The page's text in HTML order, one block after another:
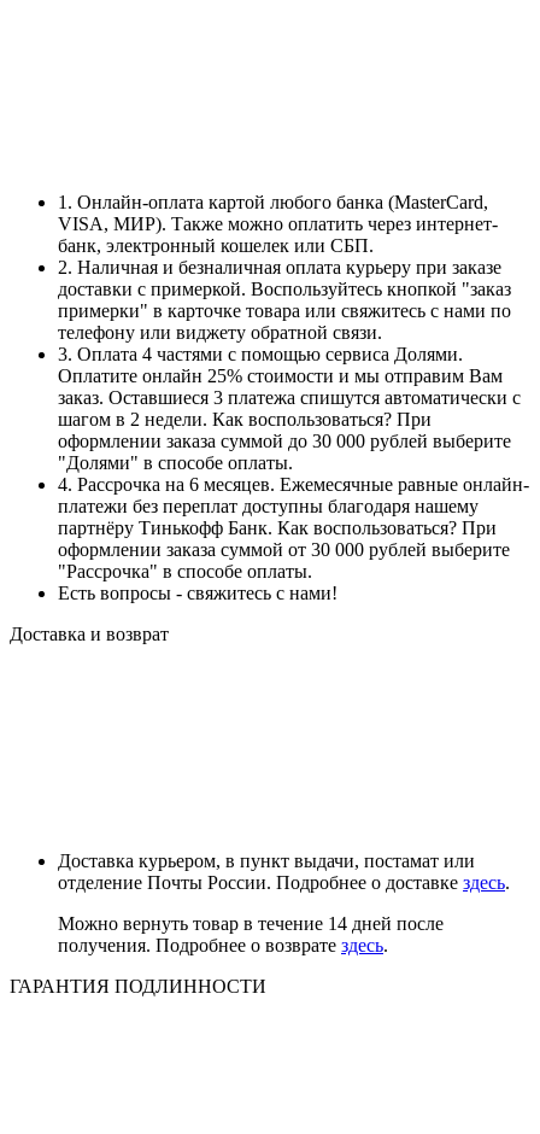
1. Онлайн-оплата картой любого банка (MasterCard,
VISA, МИР). Также можно оплатить через интернет-
банк, электронный кошелек или СБП.
2. Наличная и безналичная оплата курьеру при заказе
доставки с примеркой. Воспользуйтесь кнопкой "заказ
примерки" в карточке товара или свяжитесь с нами по
телефону или виджету обратной связи.
3. Оплата 4 частями с помощью сервиса Долями.
Оплатите онлайн 25% стоимости и мы отправим Вам
заказ. Оставшиеся 3 платежа спишутся автоматически с
шагом в 2 недели. Как воспользоваться? При
оформлении заказа суммой до 30 000 рублей выберите
"Долями" в способе оплаты.
4. Рассрочка на 6 месяцев. Ежемесячные равные онлайн-
платежи без переплат доступны благодаря нашему
партнёру Тинькофф Банк. Как воспользоваться? При
оформлении заказа суммой от 30 000 рублей выберите
"Рассрочка" в способе оплаты.
Есть вопросы - свяжитесь с нами!
Доставка и возврат
Доставка курьером, в пункт выдачи, постамат или
отделение Почты России. Подробнее о доставке здесь.
Можно вернуть товар в течение 14 дней после
получения. Подробнее о возврате здесь.
ГАРАНТИЯ ПОДЛИННОСТИ